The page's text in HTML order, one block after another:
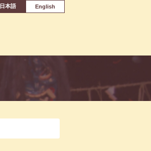
日本語 English